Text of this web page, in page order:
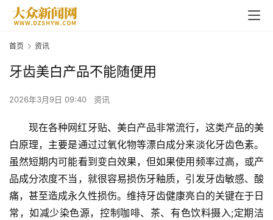
首页 资讯
牙齿美白产品不能随便用
2026年3月9日 09:40 资讯
现在各种网红牙贴、美白产品非常流行，这类产品的美
白原理，主要是通过过氧化物等漂白成分来淡化牙齿色素。
虽然短期内可能看到变白效果，但如果使用频率过高，或产
品成分浓度不当，就很容易损伤牙釉质，引发牙齿敏感、酸
痛，甚至造成永久性损伤。维持牙齿健康亮白的关键在于日
常，如减少染色源，控制咖啡、茶、有色饮料摄入;定期洁